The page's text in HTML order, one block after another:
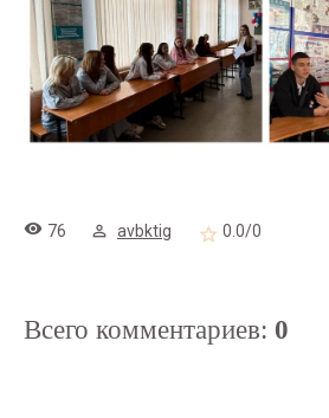
76 avbktig 0.0/0
Всего комментариев: 0